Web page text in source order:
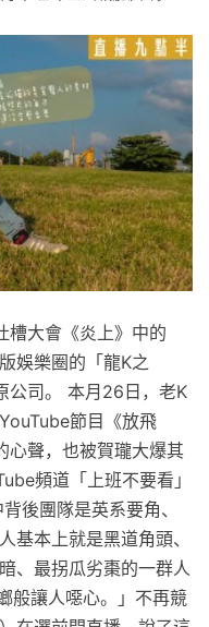
槽大會《炎上》中的
娛樂圈的「龍K之
公司。 本月26日，老K
節目《放飛
心聲，也被賀瓏大爆其
頻道「上班不要看」
後團隊是英系要角、
基本上就是黑道角頭、
、最拐瓜劣棗的一群人
般讓人噁心。」不再競